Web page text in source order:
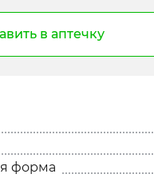
в аптечку
форма